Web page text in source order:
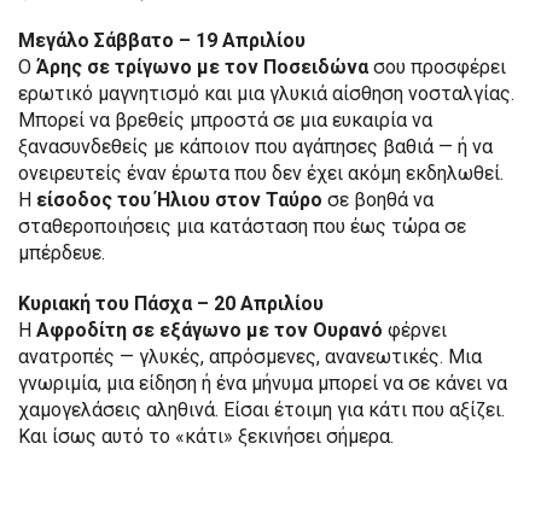
Μεγάλο Σάββατο – 19 Απριλίου
Ο Άρης σε τρίγωνο με τον Ποσειδώνασου προσφέρει
ερωτικό μαγνητισμό και μια γλυκιά αίσθηση νοσταλγίας.
Μπορεί να βρεθείς μπροστά σε μια ευκαιρία να
ξανασυνδεθείς με κάποιον που αγάπησες βαθιά — ή να
ονειρευτείς έναν έρωτα που δεν έχει ακόμη εκδηλωθεί.
Η είσοδος του Ήλιου στον Ταύρο σε βοηθά να
σταθεροποιήσεις μια κατάσταση που έως τώρα σε
μπέρδευε.
Κυριακή του Πάσχα – 20 Απριλίου
Η Αφροδίτη σε εξάγωνο με τον Ουρανό φέρνει
ανατροπές — γλυκές, απρόσμενες, ανανεωτικές. Μια
γνωριμία, μια είδηση ή ένα μήνυμα μπορεί να σε κάνει να
χαμογελάσεις αληθινά. Είσαι έτοιμη για κάτι που αξίζει.
Και ίσως αυτό το «κάτι» ξεκινήσει σήμερα.